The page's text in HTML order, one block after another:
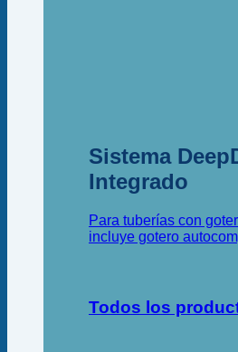
Sistema
Integrado
Para tuberías con
incluye gotero
Todos los